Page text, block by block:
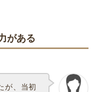
がある
が、当初